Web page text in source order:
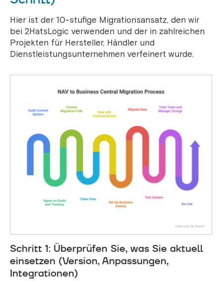
Hier ist der 10-stufige Migrationsansatz, den wir
bei 2HatsLogic verwenden und der in zahlreichen
Projekten für Hersteller, Händler und
Dienstleistungsunternehmen verfeinert wurde.
Schritt 1: Überprüfen Sie, was Sie aktuell
einsetzen (Version, Anpassungen,
Integrationen)